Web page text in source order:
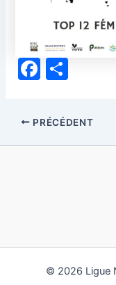
F
c
e
ta
g
PRÉCÉDENT
© 2026 Ligue